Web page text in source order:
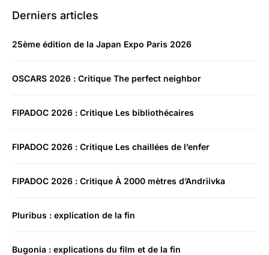
Derniers articles
25ème édition de la Japan Expo Paris 2026
OSCARS 2026 : Critique The perfect neighbor
FIPADOC 2026 : Critique Les bibliothécaires
FIPADOC 2026 : Critique Les chaillées de l’enfer
FIPADOC 2026 : Critique À 2000 mètres d’Andriivka
Pluribus : explication de la fin
Bugonia : explications du film et de la fin